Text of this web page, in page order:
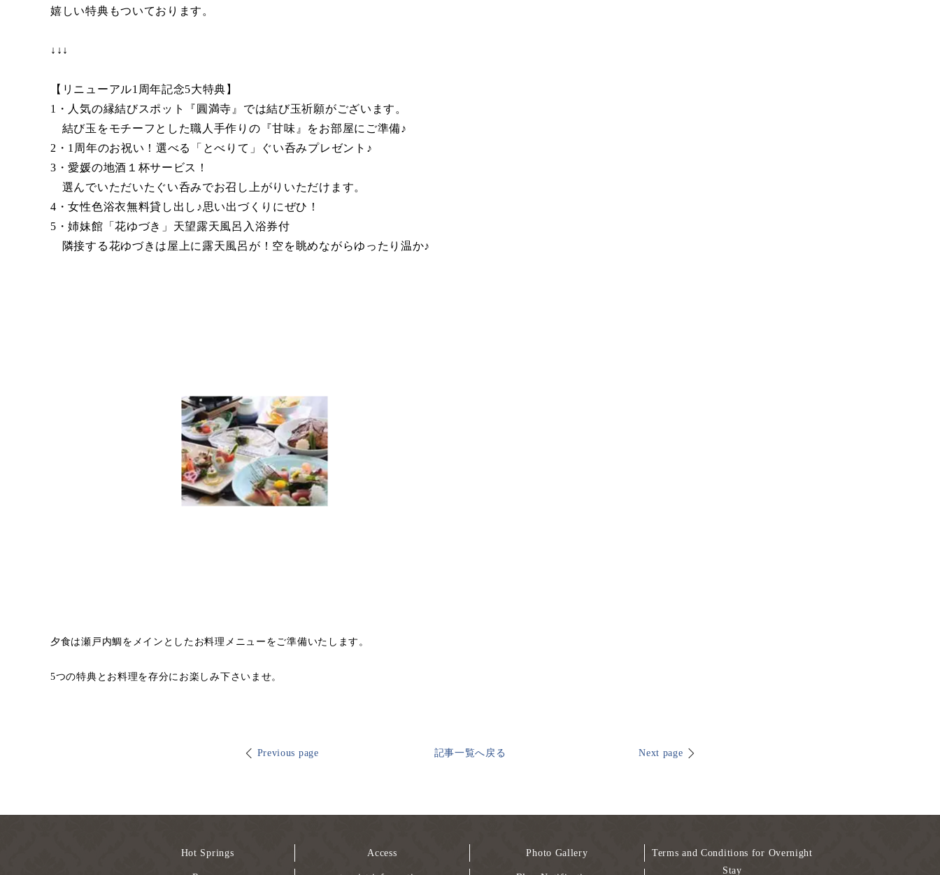
嬉しい特典もついております。
↓↓↓
【リニューアル1周年記念5大特典】
1・人気の縁結びスポット『圓満寺』では結び玉祈願がございます。
結び玉をモチーフとした職人手作りの『甘味』をお部屋にご準備♪
2・1周年のお祝い！選べる「とべりて」ぐい呑みプレゼント♪
3・愛媛の地酒１杯サービス！
選んでいただいたぐい呑みでお召し上がりいただけます。
4・女性色浴衣無料貸し出し♪思い出づくりにぜひ！
5・姉妹館「花ゆづき」天望露天風呂入浴券付
隣接する花ゆづきは屋上に露天風呂が！空を眺めながらゆったり温か♪
夕食は瀬戸内鯛をメインとしたお料理メニューをご準備いたします。
5つの特典とお料理を存分にお楽しみ下さいませ。
Previous page 記事一覧へ戻る Next page
Hot Springs Access Photo Gallery
Terms and Conditions for Overnight
Stay